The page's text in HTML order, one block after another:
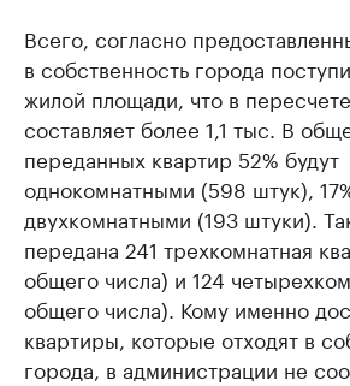
Всего, согласно
в собственность города
жилой площади, что в
составляет более 1,1 тыс. В
переданных квартир 52% будут
однокомнатными (598 штук),
двухкомнатными (193 штуки).
передана 241 трехкомнатная
общего числа) и 124
общего числа). Кому именно
квартиры, которые отходят в
города, в администрации не